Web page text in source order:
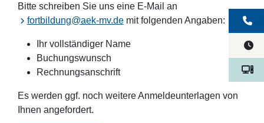
Bitte schreiben Sie uns eine E-Mail an
fortbildung@aek-mv.demit folgenden Angaben:
Ihr vollständiger Name
Buchungswunsch
Rechnungsanschrift
Es werden ggf. noch weitere Anmeldeunterlagen von
Ihnen angefordert.